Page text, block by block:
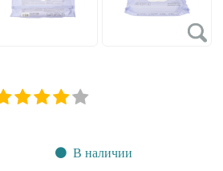
В наличии